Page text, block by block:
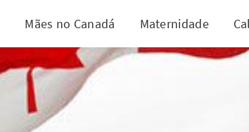
Mães no Canadá Maternidade